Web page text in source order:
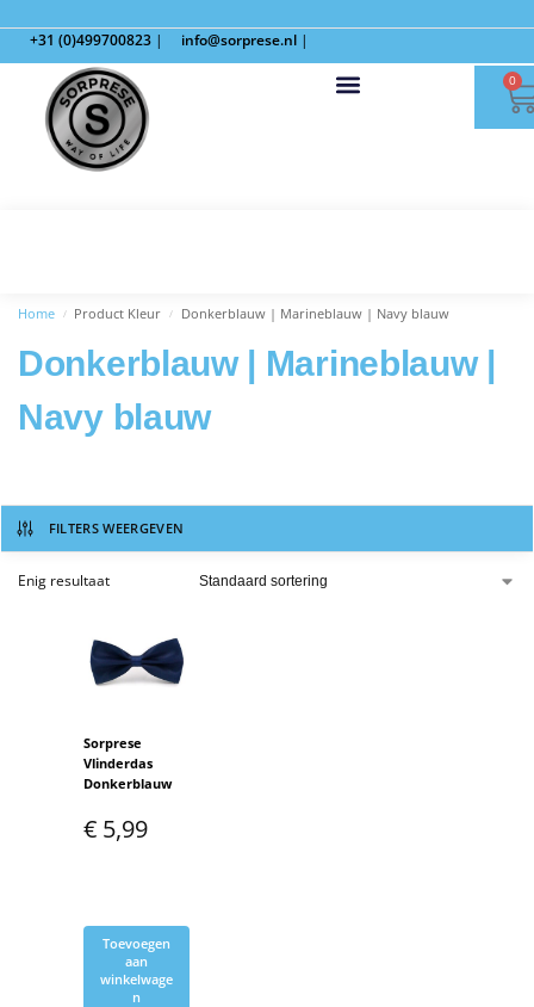
+31 (0)499700823 | info@sorprese.nl |
0
Home / Product Kleur / Donkerblauw | Marineblauw | Navy blauw
Donkerblauw | Marineblauw |
Navy blauw
FILTERS WEERGEVEN
Enig resultaat
Sorprese
Vlinderdas
Donkerblauw
€ 5,99
Toevoegen
aan
winkelwage
n